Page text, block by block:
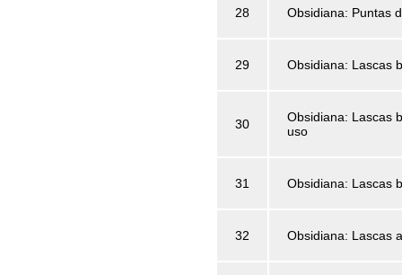
28 Obsidiana: Puntas
29 Obsidiana: Lascas
30
Obsidiana: Lascas
uso
31 Obsidiana: Lascas
32 Obsidiana: Lascas